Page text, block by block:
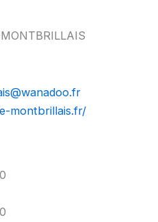
montbrillais.fr/